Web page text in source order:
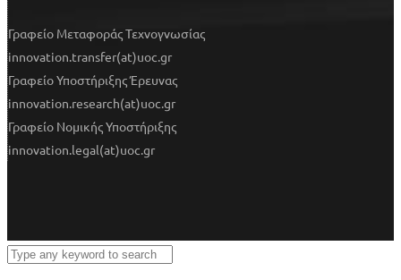
Γραφείο Μεταφοράς Τεχνογνωσίας
innovation.transfer(at)uoc.gr
Γραφείο Υποστήριξης Έρευνας
innovation.research(at)uoc.gr
Γραφείο Νομικής Υποστήριξης
innovation.legal(at)uoc.gr